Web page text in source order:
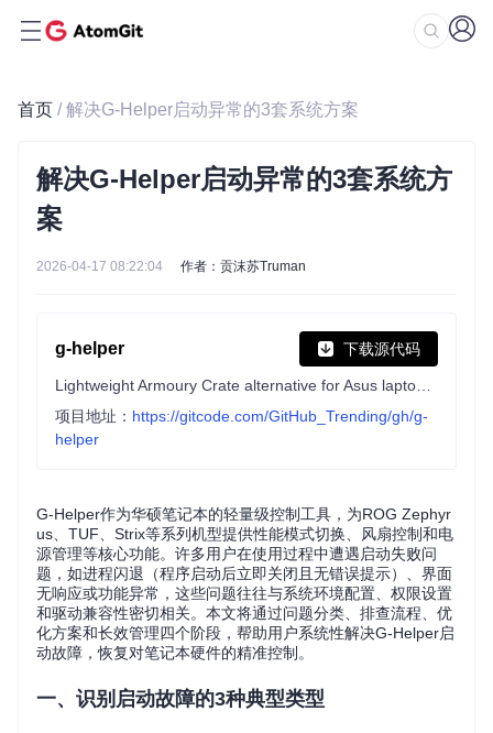
首页 / 解决G-Helper启动异常的3套系统方案
解决G-Helper启动异常的3套系统方
案
2026-04-17 08:22:04 作者：贡沫苏Truman
g-helper 下载源代码
项目地址： https://gitcode.com/GitHub_Trending/gh/g-
helper
G-Helper作为华硕笔记本的轻量级控制工具，为ROG Zephyr
us、TUF、Strix等系列机型提供性能模式切换、风扇控制和电
源管理等核心功能。许多用户在使用过程中遭遇启动失败问
题，如进程闪退（程序启动后立即关闭且无错误提示）、界面
无响应或功能异常，这些问题往往与系统环境配置、权限设置
和驱动兼容性密切相关。本文将通过问题分类、排查流程、优
化方案和长效管理四个阶段，帮助用户系统性解决G-Helper启
动故障，恢复对笔记本硬件的精准控制。
一、识别启动故障的3种典型类型